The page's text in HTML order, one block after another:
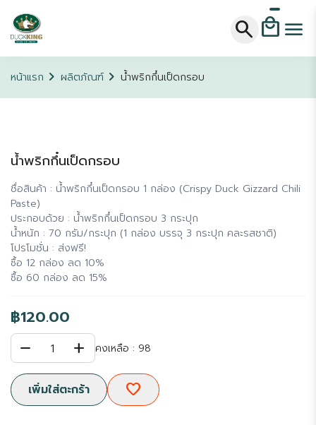
search local_mall menu
หน้าแรก chevron_right ผลิตภัณฑ์chevron_right น้ำพริกกึ๋นเป็ดกรอบ
น้ำพริกกึ๋นเป็ดกรอบ
ชื่อสินค้า : น้ำพริกกึ๋นเป็ดกรอบ 1 กล่อง (Crispy Duck Gizzard Chili
Paste)
ประกอบด้วย : น้ำพริกกึ๋นเป็ดกรอบ 3 กระปุก
น้ำหนัก : 70 กรัม/กระปุก (1 กล่อง บรรจุ 3 กระปุก คละรสชาติ)
โปรโมชั่น : ส่งฟรี!
ซื้อ 12 กล่อง ลด 10%
ซื้อ 60 กล่อง ลด 15%
฿120.00
remove 1 add คงเหลือ : 98
เพิ่มใส่ตะกร้า favorite